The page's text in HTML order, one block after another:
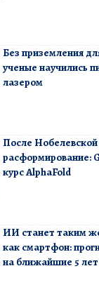
Без приземления
ученые научились
лазером
После
расформирование:
курс AlphaFold
ИИ станет таким
как смартфон:
на ближайшие 5 лет